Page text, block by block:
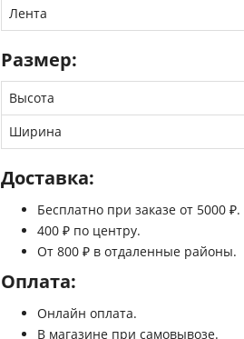
Лента
Размер:
Высота
Ширина
Доставка:
Бесплатно при заказе от 5000 ₽.
400 ₽ по центру.
От 800 ₽ в отдаленные районы.
Оплата:
Онлайн оплата.
В магазине при самовывозе.